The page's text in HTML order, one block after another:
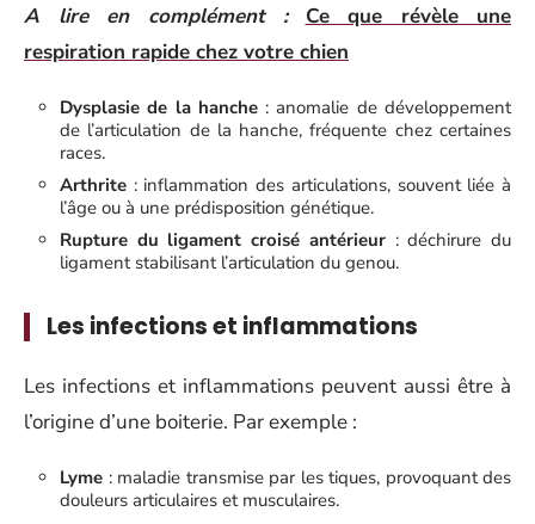
A lire en complément :
Ce que révèle une
respiration rapide chez votre chien
Dysplasie de la hanche: anomalie de développement
de l’articulation de la hanche, fréquente chez certaines
races.
Arthrite : inflammation des articulations, souvent liée à
l’âge ou à une prédisposition génétique.
Rupture du ligament croisé antérieur: déchirure du
ligament stabilisant l’articulation du genou.
Les infections et inflammations
Les infections et inflammations peuvent aussi être à
l’origine d’une boiterie. Par exemple :
Lyme : maladie transmise par les tiques, provoquant des
douleurs articulaires et musculaires.